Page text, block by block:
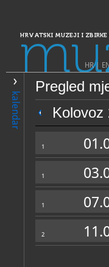
HRVATSKI MUZEJI I ZBIRKE
HR|
kalendar
Pregled
Kolovoz
1
1
1
2
PRETRAŽIVANJE
Dalmacija
Gradski
OPĆI